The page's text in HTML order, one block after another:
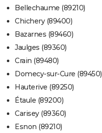
Bellechaume (89210)
Chichery (89400)
Bazarnes (89460)
Jaulges (89360)
Crain (89480)
Domecy-sur-Cure (89450)
Hauterive (89250)
Étaule (89200)
Carisey (89360)
Esnon (89210)